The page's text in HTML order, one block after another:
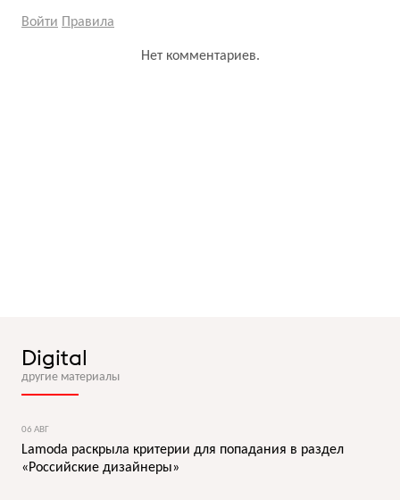
Войти Правила
Нет комментариев.
Digital
другие материалы
06 АВГ
Lamoda раскрыла критерии для попадания в раздел
«Российские дизайнеры»